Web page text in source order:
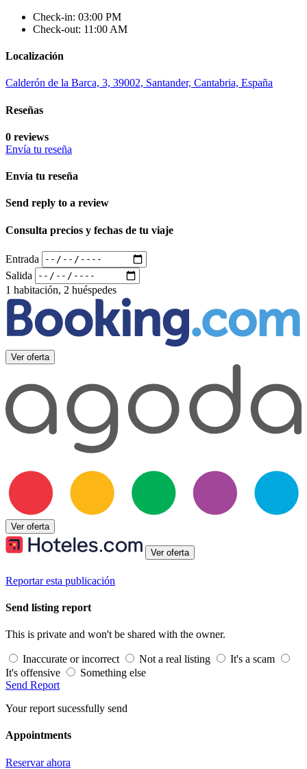
Check-in: 03:00 PM
Check-out: 11:00 AM
Localización
Calderón de la Barca, 3, 39002, Santander, Cantabria, España
Reseñas
0 reviews
Envía tu reseña
Envía tu reseña
Send reply to a review
Consulta precios y fechas de tu viaje
Entrada
Salida
1 habitación, 2 huéspedes
Ver oferta
Ver oferta
Ver oferta
Reportar esta publicación
Send listing report
This is private and won't be shared with the owner.
Inaccurate or incorrect Not a real listing
It's a scam
It's offensive
Something else
Send Report
Your report sucessfully send
Appointments
Reservar ahora